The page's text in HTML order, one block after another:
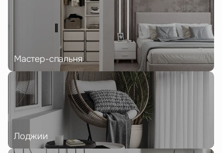
Мастер-спальня
Лоджии